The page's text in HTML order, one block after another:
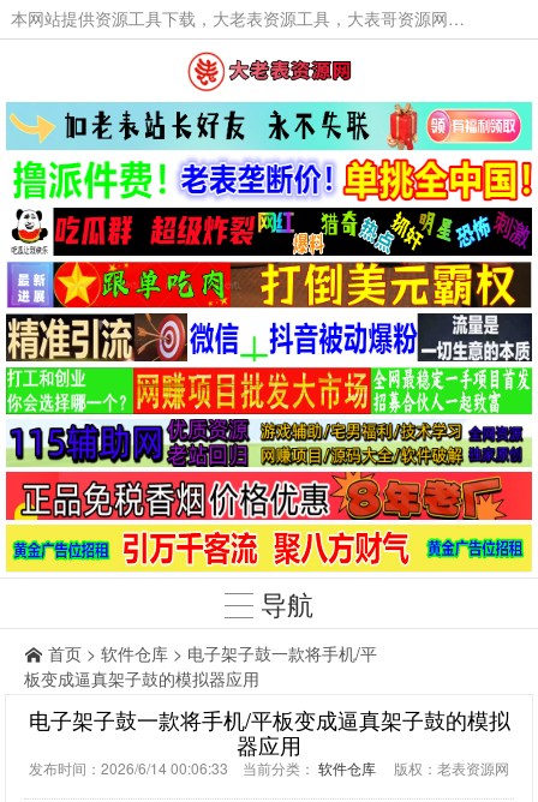
本网站提供资源工具下载，大老表资源工具，大表哥资源网软件工具，大老表资源下载，活动线报福利资源分享,活动线报，大型网游经典游戏，网络热门技术游戏辅助交流与分享。
导航
首页 > 软件仓库 > 电子架子鼓一款将手机/平
板变成逼真架子鼓的模拟器应用
电子架子鼓一款将手机/平板变成逼真架子鼓的模拟
器应用
发布时间：2026/6/14 00:06:33 当前分类： 软件仓库 版权：老表资源网